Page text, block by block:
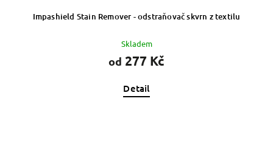
Impashield Stain Remover - odstraňovač skvrn z textilu
Skladem
od 277 Kč
Detail